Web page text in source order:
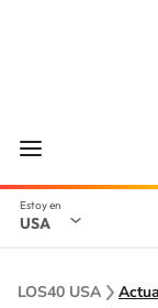
USA
LOS40 USA